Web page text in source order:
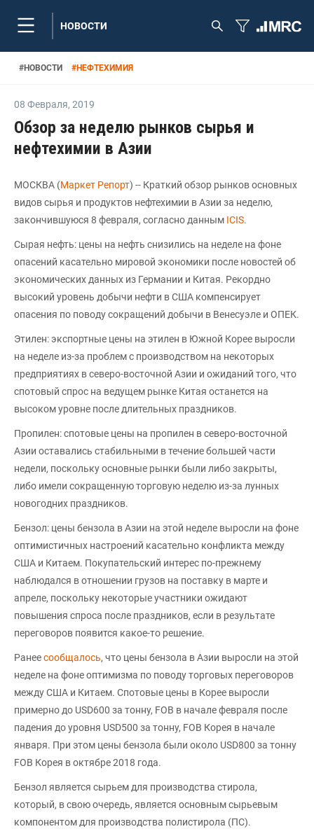
НОВОСТИ
#НОВОСТИ #НЕФТЕХИМИЯ
08 Февраля, 2019
Обзор за неделю рынков сырья и
нефтехимии в Азии
МОСКВА (Маркет Репорт) -- Краткий обзор рынков основных
видов сырья и продуктов нефтехимии в Азии за неделю,
закончившуюся 8 февраля, согласно данным ICIS.
Сырая нефть: цены на нефть снизились на неделе на фоне
опасений касательно мировой экономики после новостей об
экономических данных из Германии и Китая. Рекордно
высокий уровень добычи нефти в США компенсирует
опасения по поводу сокращений добычи в Венесуэле и ОПЕК.
Этилен: экспортные цены на этилен в Южной Корее выросли
на неделе из-за проблем с производством на некоторых
предприятиях в северо-восточной Азии и ожиданий того, что
спотовый спрос на ведущем рынке Китая останется на
высоком уровне после длительных праздников.
Пропилен: спотовые цены на пропилен в северо-восточной
Азии оставались стабильными в течение большей части
недели, поскольку основные рынки были либо закрыты,
либо имели сокращенную торговую неделю из-за лунных
новогодних праздников.
Бензол: цены бензола в Азии на этой неделе выросли на фоне
оптимистичных настроений касательно конфликта между
США и Китаем. Покупательский интерес по-прежнему
наблюдался в отношении грузов на поставку в марте и
апреле, поскольку некоторые участники ожидают
повышения спроса после праздников, если в результате
переговоров появится какое-то решение.
Ранеесообщалось, что цены бензола в Азии выросли на этой
неделе на фоне оптимизма по поводу торговых переговоров
между США и Китаем. Спотовые цены в Корее выросли
примерно до USD600 за тонну, FOB в начале февраля после
падения до уровня USD500 за тонну, FOB Корея в начале
января. При этом цены бензола были около USD800 за тонну
FOB Корея в октябре 2018 года.
Бензол является сырьем для производства стирола,
который, в свою очередь, является основным сырьевым
компонентом для производства полистирола (ПС).